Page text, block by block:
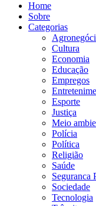
Home
Sobre
Categorias
Cultura
Economia
Educação
Empregos
Esporte
Justiça
Meio
Polícia
Política
Religião
Saúde
Seguranca
Sociedade
Tecnologia